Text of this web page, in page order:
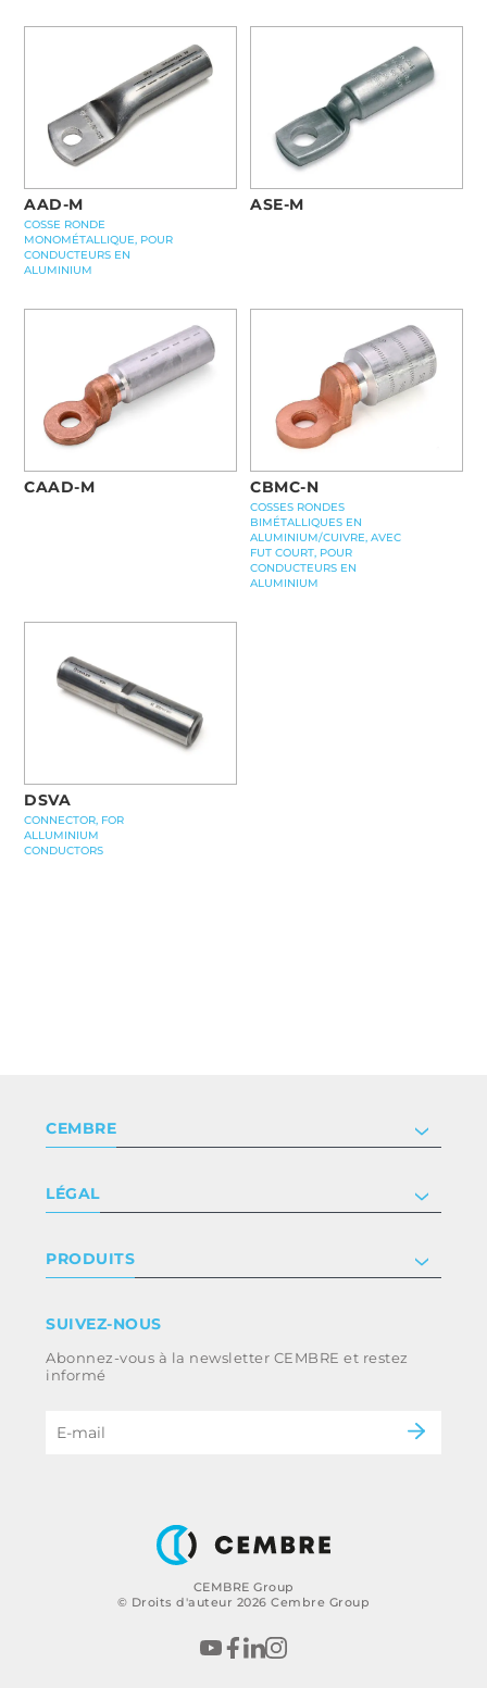
AAD-M
COSSE RONDE
MONOMÉTALLIQUE, POUR
CONDUCTEURS EN
ALUMINIUM
ASE-M
CAAD-M CBMC-N
COSSES RONDES
BIMÉTALLIQUES EN
ALUMINIUM/CUIVRE, AVEC
FUT COURT, POUR
CONDUCTEURS EN
ALUMINIUM
DSVA
CONNECTOR, FOR
ALLUMINIUM
CONDUCTORS
CEMBRE Group
© Droits d'auteur 2026 Cembre Group
CEMBRE
Société
Certificat
Nous rejoindre
LÉGAL
Termes et conditions
Whistleblowing
Code d’éthique et politique anti-corruption
du groupe
PRODUITS
Énergie
B2B Disclaimer
SUIVEZ-NOUS
Abonnez-vous à la newsletter CEMBRE et restez
informé